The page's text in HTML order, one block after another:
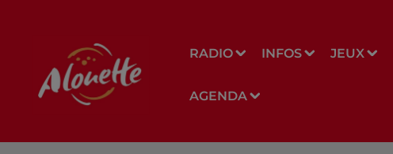
RADIO INFOS JEUX
AGENDA